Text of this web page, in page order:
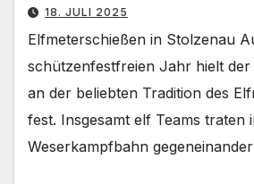
18. JULI 2025
Elfmeterschießen in Stolzenau
schützenfestfreien Jahr hielt
an der beliebten Tradition des
fest. Insgesamt elf Teams traten
Weserkampfbahn